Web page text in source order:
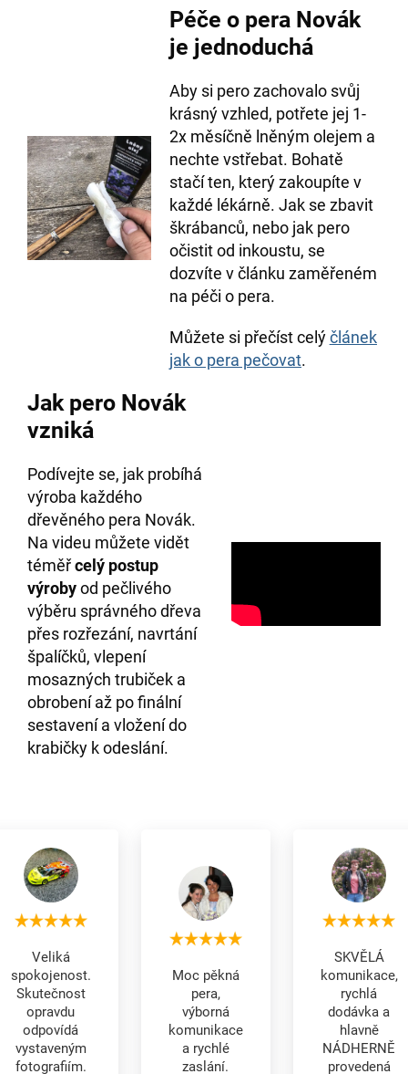
Péče o pera Novák
je jednoduchá
Aby si pero zachovalo svůj
krásný vzhled, potřete jej 1-
2x měsíčně lněným olejem a
nechte vstřebat. Bohatě
stačí ten, který zakoupíte v
každé lékárně. Jak se zbavit
škrábanců, nebo jak pero
očistit od inkoustu, se
dozvíte v článku zaměřeném
na péči o pera.
Můžete si přečíst celýčlánek
jak o pera pečovat.
Jak pero Novák
vzniká
Podívejte se, jak probíhá
výroba každého
dřevěného pera Novák.
Na videu můžete vidět
téměřcelý postup
výrobyod pečlivého
výběru správného dřeva
přes rozřezání, navrtání
špalíčků, vlepení
mosazných trubiček a
obrobení až po finální
sestavení a vložení do
krabičky k odeslání.
Veliká
spokojenost.
Skutečnost
opravdu
odpovídá
vystaveným
fotografiím.
Moc pěkná
pera,
výborná
komunikace
a rychlé
zaslání.
SKVĚLÁ
komunikace,
rychlá
dodávka a
hlavně
NÁDHERNĚ
provedená